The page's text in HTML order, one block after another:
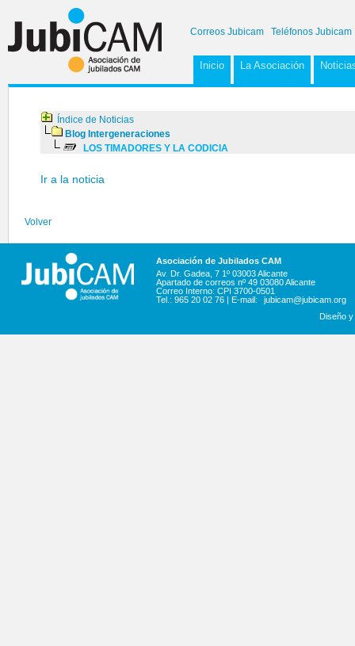
Correos Jubicam Teléfonos Jubicam
Inicio La Asociación
Índice de Noticias
Blog Intergeneraciones
LOS TIMADORES Y LA CODICIA
Ir a la noticia
Volver
Asociación de Jubilados CAM
Av. Dr. Gadea, 7 1º 03003 Alicante
Apartado de correos nº 49 03080 Alicante
Correo Interno: CPI 3700-0501
Tel.: 965 20 02 76 | E-mail:
jubicam@jubicam.org
Diseño